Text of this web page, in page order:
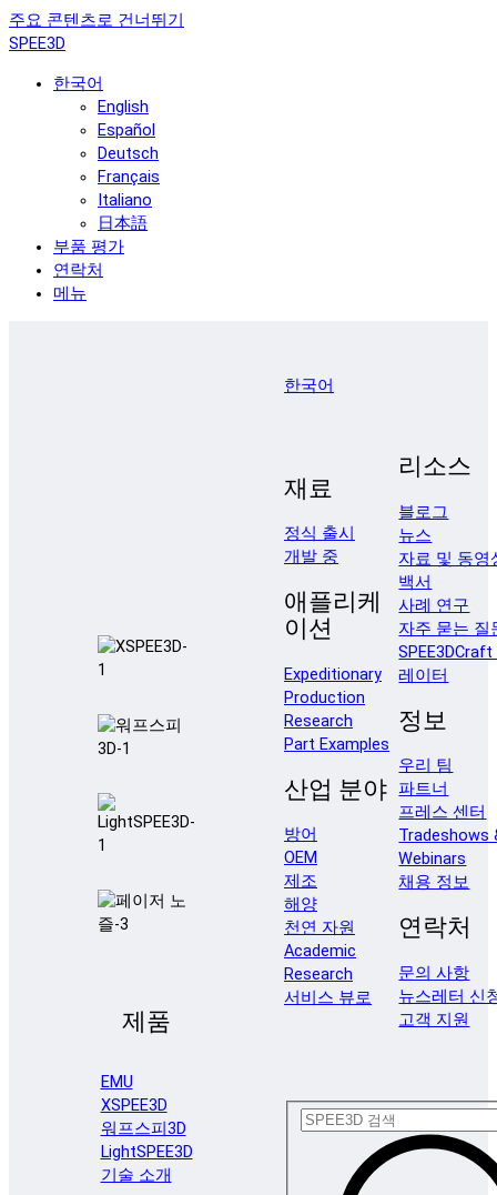
주요 콘텐츠로 건너뛰기
SPEE3D
한국어
English
Español
Deutsch
Français
Italiano
日本語
부품 평가
연락처
메뉴
제품
EMU
XSPEE3D
워프스피3D
LightSPEE3D
기술 소개
한국어
재료
정식 출시
개발 중
애플리케
이션
Expeditionary
Production
Research
Part Examples
산업 분야
방어
OEM
제조
해양
천연 자원
Academic
Research
서비스 뷰로
리소스
블로그
뉴스
자료 및 동영
백서
사례 연구
자주 묻는 질
레이터
정보
우리 팀
파트너
프레스 센터
Tradeshows
Webinars
채용 정보
연락처
문의 사항
뉴스레터 신
고객 지원